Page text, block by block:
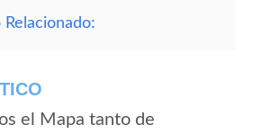
el Mapa tanto de